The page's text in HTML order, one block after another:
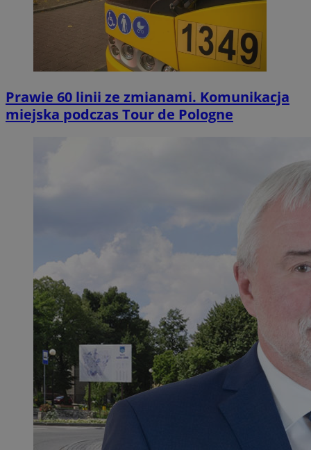
Prawie 60 linii ze zmianami. Komunikacja
miejska podczas Tour de Pologne